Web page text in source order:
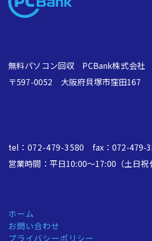
無料パソコン回収 PCBank株式会社
〒597-0052 大阪府貝塚市窪田
tel： 072-479-3580 fax：072-479-
営業時間：平日10:00～17:00（土日祝
ホーム
お問い合わせ
プライバシーポリシー